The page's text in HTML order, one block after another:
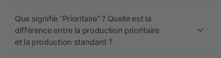
Que signifie “Prioritaire” ? Quelle est la
différence entre la production prioritaire
et la production standard ?